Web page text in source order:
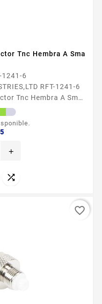
Tnc Hembra A Sma
1241-6
RFT-1241-6
Tnc Hembra A Sma
Adaptador en
a SMA Macho
TNC Hembra a SMA
Oro Aislante
Precio
add

favorite_border